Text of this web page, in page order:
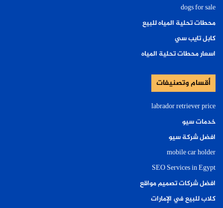
dogs for sale
محطات تحلية المياه للبيع
كابل تايب سي
اسعار محطات تحلية المياه
أقسام وتصنيفات
labrador retriever price
خدمات سيو
افضل شركة سيو
mobile car holder
SEO Services in Egypt
افضل شركات تصميم مواقع
كلاب للبيع في الإمارات